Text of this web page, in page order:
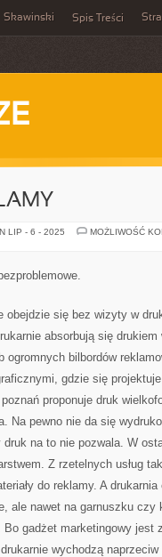
Skawinski Spis Treści
LIP - 6 - 2025
MOŻLIWOŚĆ
obejdzie się bez wizyty w
absorbują się
bilbordów
gdzie się
proponuje druk
Na pewno nie da się
druk na to nie pozwala. W
Z rzetelnych usług
do reklamy. A
ale nawet na garnuszku
gadżet marketingowy jest
wychodzą